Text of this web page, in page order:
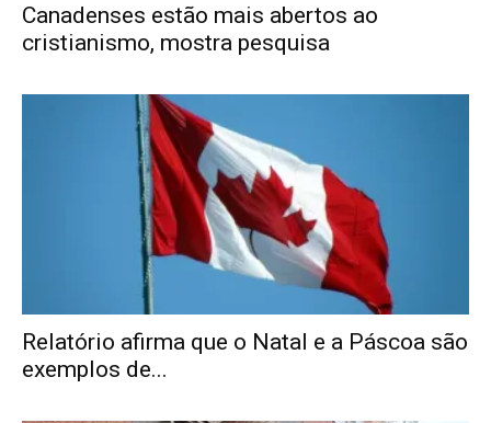
Canadenses estão mais abertos ao
cristianismo, mostra pesquisa
Relatório afirma que o Natal e a Páscoa são
exemplos de...